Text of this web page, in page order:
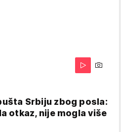
Srbiju zbog posla:
otkaz, nije mogla više